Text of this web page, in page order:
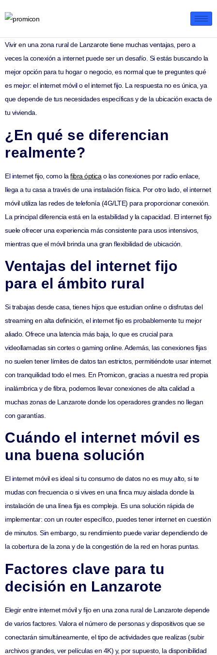
Vivir en una zona rural de Lanzarote tiene muchas ventajas, pero a
veces la conexión a internet puede ser un desafío. Si estás buscando la
mejor opción para tu hogar o negocio, es normal que te preguntes qué
es mejor: el internet móvil o el internet fijo. La respuesta no es única, ya
que depende de tus necesidades específicas y de la ubicación exacta de
tu vivienda.
¿En qué se diferencian
realmente?
El internet fijo, como la fibra óptica o las conexiones por radio enlace,
llega a tu casa a través de una instalación física. Por otro lado, el internet
móvil utiliza las redes de telefonía (4G/LTE) para proporcionar conexión.
La principal diferencia está en la estabilidad y la capacidad. El internet fijo
suele ofrecer una experiencia más consistente para usos intensivos,
mientras que el móvil brinda una gran flexibilidad de ubicación.
Ventajas del internet fijo
para el ámbito rural
Si trabajas desde casa, tienes hijos que estudian online o disfrutas del
streaming en alta definición, el internet fijo es probablemente tu mejor
aliado. Ofrece una latencia más baja, lo que es crucial para
videollamadas sin cortes o gaming online. Además, las conexiones fijas
no suelen tener límites de datos tan estrictos, permitiéndote usar internet
con tranquilidad todo el mes. En Promicon, gracias a nuestra red propia
inalámbrica y de fibra, podemos llevar conexiones de alta calidad a
muchas zonas de Lanzarote donde los operadores grandes no llegan
con garantías.
Cuándo el internet móvil es
una buena solución
El internet móvil es ideal si tu consumo de datos no es muy alto, si te
mudas con frecuencia o si vives en una finca muy aislada donde la
instalación de una línea fija es compleja. Es una solución rápida de
implementar: con un router específico, puedes tener internet en cuestión
de minutos. Sin embargo, su rendimiento puede variar dependiendo de
la cobertura de la zona y de la congestión de la red en horas puntas.
Factores clave para tu
decisión en Lanzarote
Elegir entre internet móvil y fijo en una zona rural de Lanzarote depende
de varios factores. Valora el número de personas y dispositivos que se
conectarán simultáneamente, el tipo de actividades que realizas (subir
archivos grandes, ver películas en 4K) y, por supuesto, la disponibilidad